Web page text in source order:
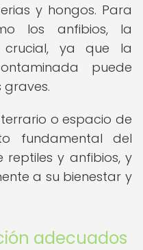
y hongos. Para
los anfibios, la
ya que la
puede
o espacio de
fundamental del
y anfibios, y
a su bienestar y
adecuados